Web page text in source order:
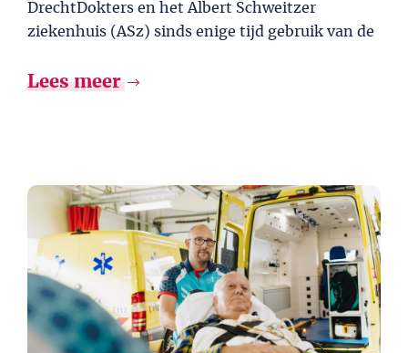
DrechtDokters en het Albert Schweitzer
ziekenhuis (ASz) sinds enige tijd gebruik van de
Lees meer